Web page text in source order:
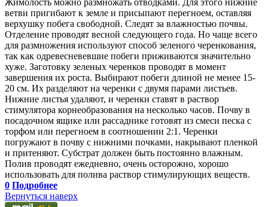
ветви пригибают к земле и присыпают перегноем, оставляя
верхушку побега свободной. Следят за влажностью почвы.
Отделение проводят весной следующего года. Но чаще всего
для размножения используют способ зеленого черенкования,
так как одревесневевшие побеги приживаются значительно
хуже. Заготовку зеленых черенков проводят в момент
завершения их роста. Выбирают побеги длиной не менее 15-
20 см. Их разделяют на черенки с двумя парами листьев.
Нижние листья удаляют, и черенки ставят в раствор
стимулятора корнеобразования на несколько часов. Почву в
посадочном ящике или рассаднике готовят из смеси песка с
торфом или перегноем в соотношении 2:1. Черенки
погружают в почву с нижними почками, накрывают пленкой
и притеняют. Субстрат должен быть постоянно влажным.
Полив проводят ежедневно, очень осторожно, хорошо
использовать для полива раствор стимулирующих веществ.
0 Подробнее
Вернуться наверх